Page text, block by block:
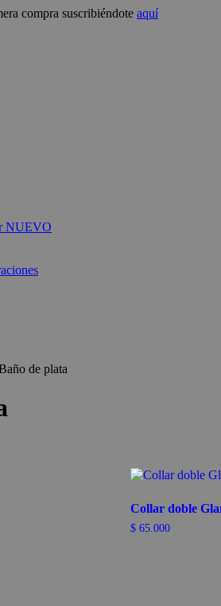
compra suscribiéndote aquí
NUEVO
de plata
Collar doble
$ 65.000